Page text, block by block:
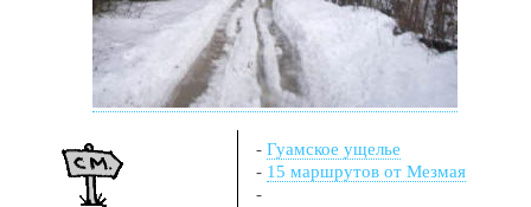
-Гуамское ущелье
- 15 маршрутов от Мезмая
-